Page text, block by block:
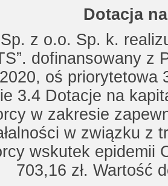
Dotacja
z o.o. Sp. k.
dofinansowany z
oś priorytetowa
3.4 Dotacje na
w zakresie
w związku z
wskutek epidemii
703,16 zł. Wartość